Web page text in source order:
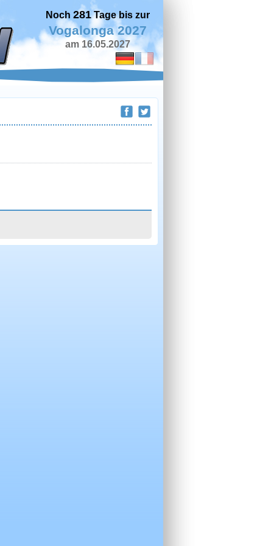
Noch 281Tage bis zur
Vogalonga 2027
am 16.05.2027